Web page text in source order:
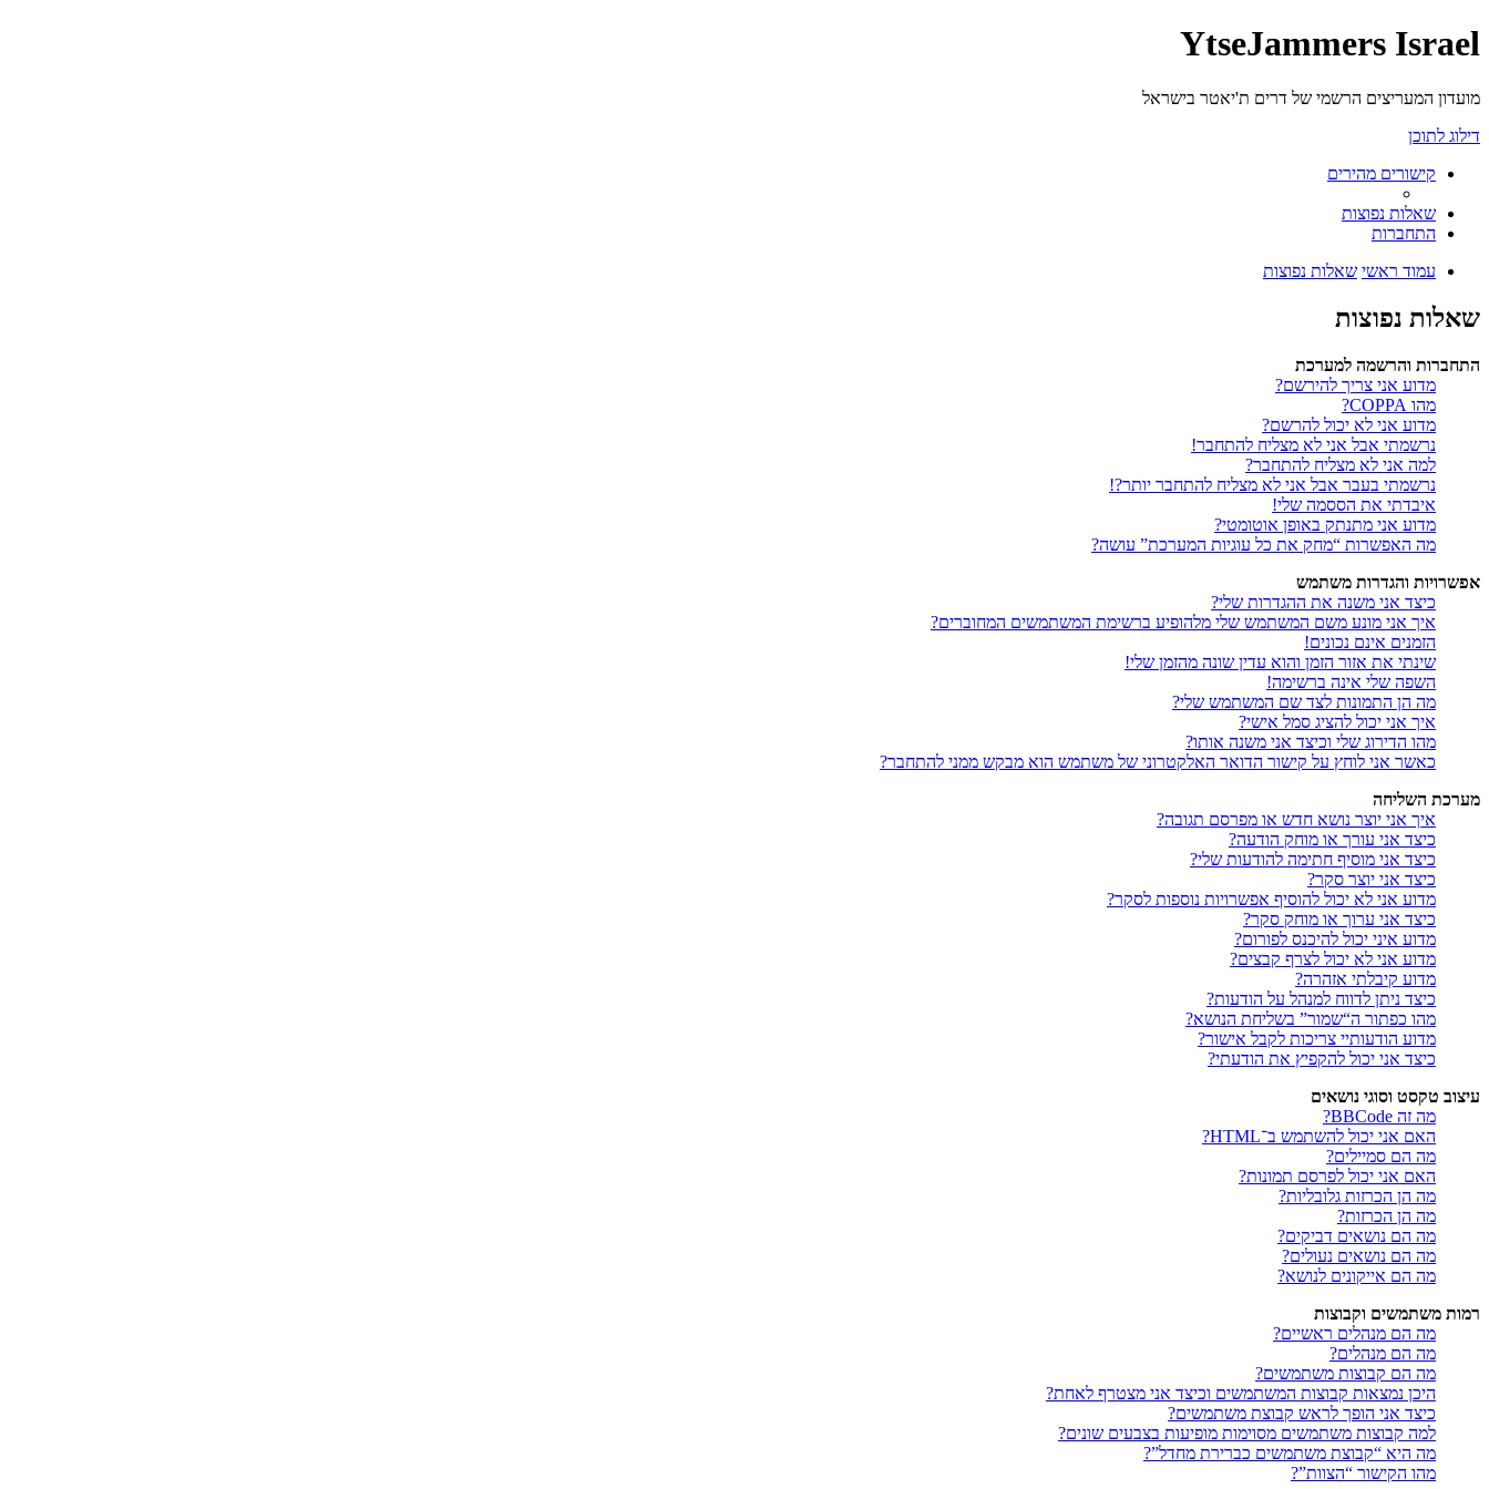
YtseJammers Israel
מועדון המעריצים הרשמי של דרים ת'יאטר בישראל
דילוג לתוכן
קישורים מהירים
שאלות נפוצות
התחברות
עמוד ראשי שאלות נפוצות
שאלות נפוצות
התחברות והרשמה למערכת
מדוע אני צריך להירשם?
מהו COPPA?
מדוע אני לא יכול להרשם?
נרשמתי אבל אני לא מצליח להתחבר!
למה אני לא מצליח להתחבר?
נרשמתי בעבר אבל אני לא מצליח להתחבר יותר?!
איבדתי את הססמה שלי!
מדוע אני מתנתק באופן אוטומטי?
מה האפשרות “מחק את כל עוגיות המערכת” עושה?
אפשרויות והגדרות משתמש
כיצד אני משנה את ההגדרות שלי?
איך אני מונע משם המשתמש שלי מלהופיע ברשימת המשתמשים המחוברים?
הזמנים אינם נכונים!
שינתי את אזור הזמן והוא עדין שונה מהזמן שלי!
השפה שלי אינה ברשימה!
מה הן התמונות לצד שם המשתמש שלי?
איך אני יכול להציג סמל אישי?
מהו הדירוג שלי וכיצד אני משנה אותו?
כאשר אני לוחץ על קישור הדואר האלקטרוני של משתמש הוא מבקש ממני להתחבר?
מערכת השליחה
איך אני יוצר נושא חדש או מפרסם תגובה?
כיצד אני עורך או מוחק הודעה?
כיצד אני מוסיף חתימה להודעות שלי?
כיצד אני יוצר סקר?
מדוע אני לא יכול להוסיף אפשרויות נוספות לסקר?
כיצד אני ערוך או מוחק סקר?
מדוע איני יכול להיכנס לפורום?
מדוע אני לא יכול לצרף קבצים?
מדוע קיבלתי אזהרה?
כיצד ניתן לדווח למנהל על הודעות?
מהו כפתור ה“שמור” בשליחת הנושא?
מדוע הודעותיי צריכות לקבל אישור?
כיצד אני יכול להקפיץ את הודעתי?
עיצוב טקסט וסוגי נושאים
מה זה BBCode?
האם אני יכול להשתמש ב־HTML?
מה הם סמיילים?
האם אני יכול לפרסם תמונות?
מה הן הכרזות גלובליות?
מה הן הכרזות?
מה הם נושאים דביקים?
מה הם נושאים נעולים?
מה הם אייקונים לנושא?
רמות משתמשים וקבוצות
מה הם מנהלים ראשיים?
מה הם מנהלים?
מה הם קבוצות משתמשים?
היכן נמצאות קבוצות המשתמשים וכיצד אני מצטרף לאחת?
כיצד אני הופך לראש קבוצת משתמשים?
למה קבוצות משתמשים מסוימות מופיעות בצבעים שונים?
מה היא “קבוצת משתמשים כברירת מחדל”?
מהו הקישור “הצוות”?